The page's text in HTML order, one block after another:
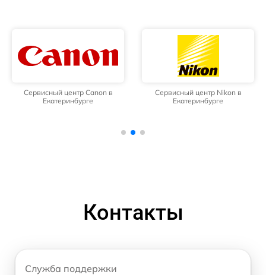
Сервисный центр Canon в
Екатеринбурге
Сервисный центр Nikon в
Екатеринбурге
Контакты
Служба поддержки